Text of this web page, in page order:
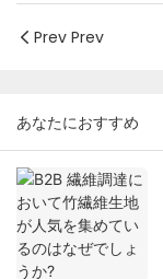
Prev Prev
あなたにおすすめ